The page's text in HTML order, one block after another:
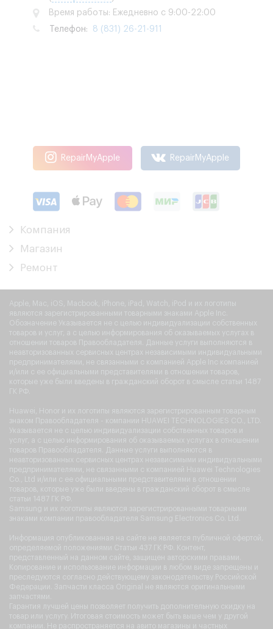
Время работы: Ежедневно с 9:00-22:00
Телефон: 8 (831) 26-21-911
RepairMyApple RepairMyApple
Компания
Магазин
Ремонт
Apple, Mac, iOS, Macbook, iPhone, iPad, Watch, iPod и их логотипы
являются зарегистрированными товарными знаками Apple Inc.
Обозначение Указывается не с целью индивидуализации собственных
товаров и услуг, а с целью информирования об оказываемых услугах в
отношении товаров Правообладателя. Данные услуги выполняются в
неавторизованных сервисных центрах независимыми индивидуальными
предпринимателями, не связанными с компанией Apple Inc компанией
и/или с ее официальными представителями в отношении товаров,
которые уже были введены в гражданский оборот в смысле статьи 1487
ГК РФ.
Huawei, Honor и их логотипы являются зарегистрированным товарным
знаком Правообладателя - компании HUAWEI TECHNOLOGIES CO., LTD.
Указывается не с целью индивидуализации собственных товаров и
услуг, а с целью информирования об оказываемых услугах в отношении
товаров Правообладателя. Данные услуги выполняются в
неавторизованных сервисных центрах независимыми индивидуальными
предпринимателями, не связанными с компанией Huawei Technologies
Co., Ltd и/или с ее официальными представителями в отношении
товаров, которые уже были введены в гражданский оборот в смысле
статьи 1487 ГК РФ.
Samsung и их логотипы являются зарегистрированными товарными
знаками компании правообладателя Samsung Electronics Co. Ltd.
Информация опубликованная на сайте не является публичной офертой,
определяемой положениями Статьи 437 ГК РФ. Контент,
представленный на данном сайте, защищен авторскими правами.
Копирование и использование информации в любом виде запрещены и
преследуются согласно действующему законодательству Российской
Федерации. Запчасти класса Original не являются оригинальными
запчастями.
Гарантия лучшей цены позволяет получить дополнительную скидку на
товар или услугу. Итоговая стоимость может быть выше чем у другой
компании. Не распространяется на авито магазины и частных